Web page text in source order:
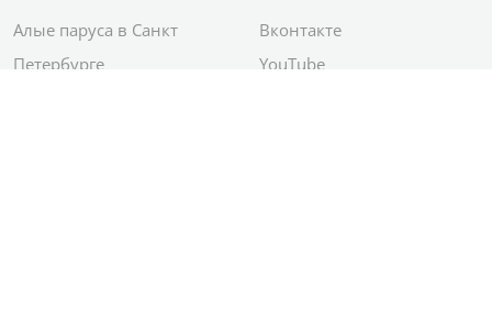
Алые паруса в Санкт
Петербурге
Вконтакте
YouTube